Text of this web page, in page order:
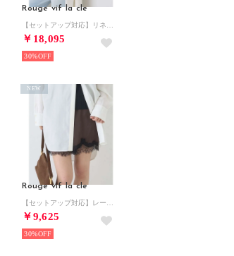
Rouge vif la cle
￥18,095
30%
Rouge vif la cle
￥9,625
NEW
30%